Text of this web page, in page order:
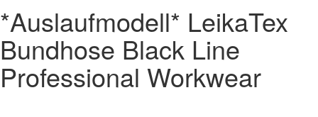
*Auslaufmodell* LeikaTex
Bundhose Black Line
Professional Workwear